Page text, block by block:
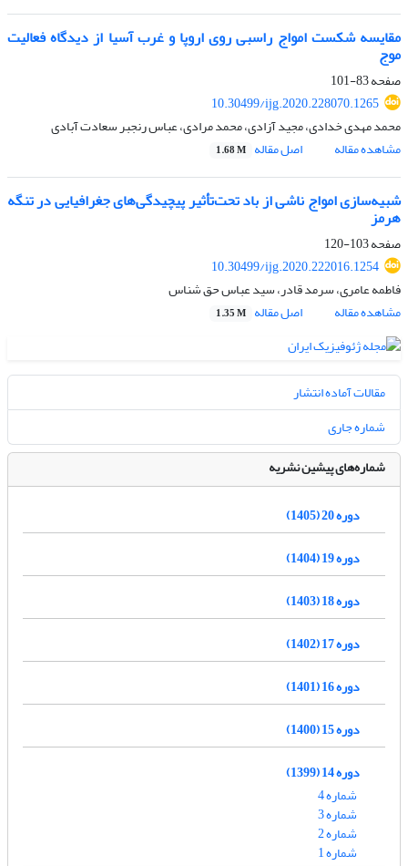
مقایسه شکست امواج راسبی روی اروپا و غرب آسیا از دیدگاه فعالیت
موج
صفحه83-101
10.30499/ijg.2020.228070.1265
محمد مهدی خدادی، مجید آزادی، محمد مرادی، عباس رنجبر سعادت آبادی
مشاهده مقاله
اصل مقاله 1.68 M
شبیه‌سازی امواج ناشی از باد تحت‌تأثیر پیچیدگی‌های جغرافیایی در تنگه
هرمز
صفحه103-120
10.30499/ijg.2020.222016.1254
فاطمه عامری، سرمد قادر، سید عباس حق شناس
مشاهده مقاله
اصل مقاله 1.35 M
مقالات آماده انتشار
شماره جاری
شماره‌های پیشین نشریه
دوره 20 (1405)
دوره 19 (1404)
دوره 18 (1403)
دوره 17 (1402)
دوره 16 (1401)
دوره 15 (1400)
دوره 14 (1399)
شماره 4
شماره 3
شماره 2
شماره 1